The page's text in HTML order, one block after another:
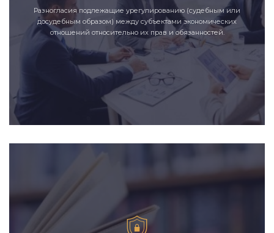
Разногласия подлежащие урегулированию (судебным или
досудебным образом) между субъектами экономических
отношений относительно их прав и обязанностей.